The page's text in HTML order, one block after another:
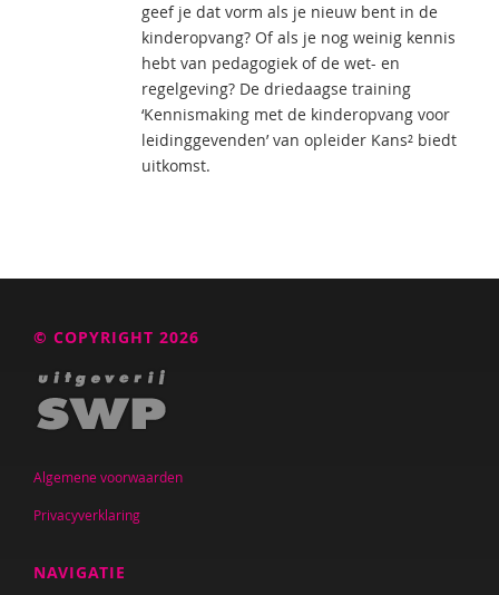
geef je dat vorm als je nieuw bent in de
kinderopvang? Of als je nog weinig kennis
hebt van pedagogiek of de wet- en
regelgeving? De driedaagse training
‘Kennismaking met de kinderopvang voor
leidinggevenden’ van opleider Kans² biedt
uitkomst.
© COPYRIGHT 2026
Algemene voorwaarden
Privacyverklaring
NAVIGATIE